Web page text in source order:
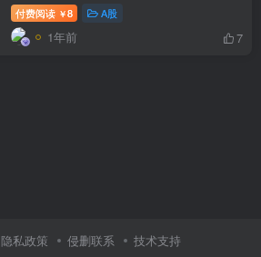
付费阅读 ￥8 A股
1年前 7
隐私政策 侵删联系 技术支持